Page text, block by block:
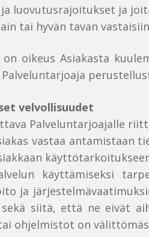
luovutusrajoitukset ja
tai hyvän tavan
on oikeus Asiakasta
velvollisuudet
Palveluntarjoajalle
vastaa antamistaan
käyttämiseksi
ja
siitä, että ne eivät
ohjelmistot on